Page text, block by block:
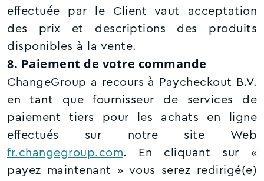
effectuée par le Client vaut acceptation
des prix et descriptions des produits
disponibles à la vente.
8. Paiement de votre commande
ChangeGroup a recours à Paycheckout B.V.
en tant que fournisseur de services de
paiement tiers pour les achats en ligne
effectués sur notre site Web
fr.changegroup.com. En cliquant sur «
payez maintenant » vous serez redirigé(e)